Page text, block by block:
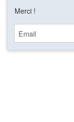
Merci !